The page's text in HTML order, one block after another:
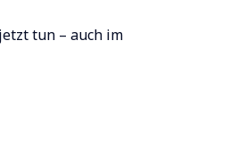
tun – auch im